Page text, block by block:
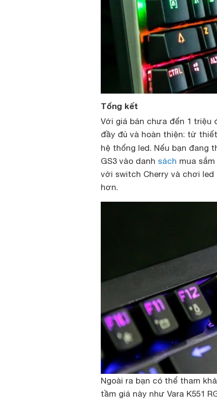
Tổng kết
Với giá bán chưa đến 1 triệu
đầy đủ và hoàn thiện: từ
hệ thống led. Nếu bạn đang
GS3 vào danh sách mua
với switch Cherry và chơi
hơn.
Ngoài ra bạn có thể tham
tầm giá này như Vara K551